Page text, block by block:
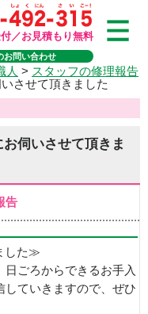
／お見積もり無料
お問い合わせ
人 > スタッフの修理報告
させて頂きました
伺いさせて頂きま
告
した≫
ごろからできるお手入
していきますので、ぜひ